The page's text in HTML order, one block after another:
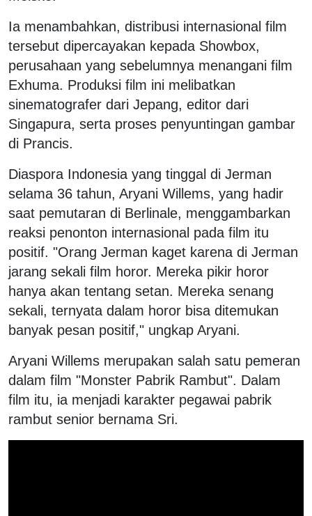
Ia menambahkan, distribusi internasional film
tersebut dipercayakan kepada Showbox,
perusahaan yang sebelumnya menangani film
Exhuma. Produksi film ini melibatkan
sinematografer dari Jepang, editor dari
Singapura, serta proses penyuntingan gambar
di Prancis.
Diaspora Indonesia yang tinggal di Jerman
selama 36 tahun, Aryani Willems, yang hadir
saat pemutaran di Berlinale, menggambarkan
reaksi penonton internasional pada film itu
positif. "Orang Jerman kaget karena di Jerman
jarang sekali film horor. Mereka pikir horor
hanya akan tentang setan. Mereka senang
sekali, ternyata dalam horor bisa ditemukan
banyak pesan positif," ungkap Aryani.
Aryani Willems merupakan salah satu pemeran
dalam film "Monster Pabrik Rambut". Dalam
film itu, ia menjadi karakter pegawai pabrik
rambut senior bernama Sri.